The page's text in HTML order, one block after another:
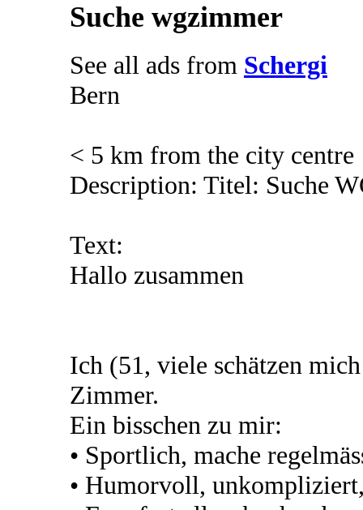
Suche wgzimmer
See all ads from Schergi
Bern
< 5 km from the city centre
Description: Titel: Suche
Text:
Hallo zusammen
Ich (51, viele schätzen
Zimmer.
Ein bisschen zu mir:
• Sportlich, mache
• Humorvoll,